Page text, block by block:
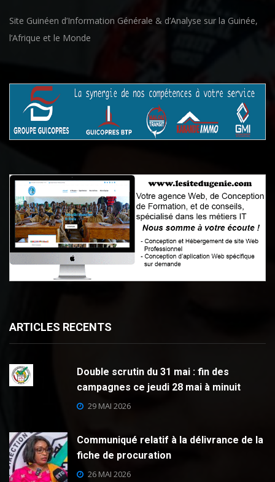
Site Guinéen d’Information Générale & d’Analyse sur la Guinée,
l’Afrique et le Monde
ARTICLES RECENTS
Double scrutin du 31 mai : fin des
campagnes ce jeudi 28 mai à minuit
29 MAI 2026
Communiqué relatif à la délivrance de la
fiche de procuration
26 MAI 2026